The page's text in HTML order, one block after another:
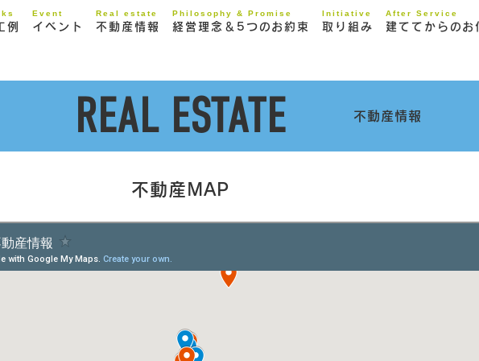
例
Event
イベント
Real estate
不動産情報
Philosophy & Promise
経営理念＆5つのお約束
Initiative
取り組み
After Service
建ててからのお
REAL ESTATE 不動産情報
不動産MAP